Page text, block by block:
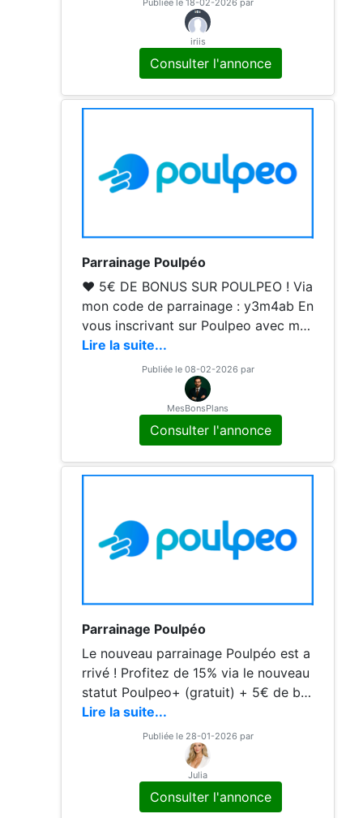
ous achetez, ces boutiques nous vers
ent une commission. Une partie de c
ette commission est versée dans votr
e cagnotte Poulpeo après chaque ca
shback validé.
Publiée le 18-02-2026 par
iriis
Consulter l'annonce
Parrainage Poulpéo
♥ 5€ DE BONUS SUR POULPEO ! Via
mon code de parrainage : y3m4ab En
vous inscrivant sur Poulpeo avec mo
n code [y3m4ab], vous recevez 5€ o
fferts dès votre premier cashback ac
tivé. Profitez de ce bonus pour com
mencer à économiser sur vos achats
en ligne dès aujourd'hui ! Pourquoi ch
oisir Poulpeo ? 1. Cashback sur plus d
e 1 800 sites partenaires. 2. Bonus de
bienvenue
Lire la suite...
Publiée le 08-02-2026 par
MesBonsPlans
Consulter l'annonce
Parrainage Poulpéo
Le nouveau parrainage Poulpéo est a
rrivé ! Profitez de 15% via le nouveau
statut Poulpeo+ (gratuit) + 5€ de bie
nvenue avec le code uVScab Poulpéo
est la meilleure solution de cashback
qui offre les meilleures remises
Lire la suite...
Publiée le 28-01-2026 par
Julia
Consulter l'annonce